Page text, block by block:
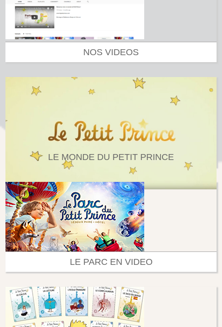
NOS VIDEOS
LE MONDE DU PETIT PRINCE
LE PARC EN VIDEO